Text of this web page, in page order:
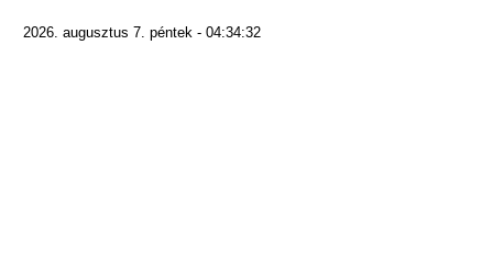
2026. augusztus 7. péntek - 04:34:32